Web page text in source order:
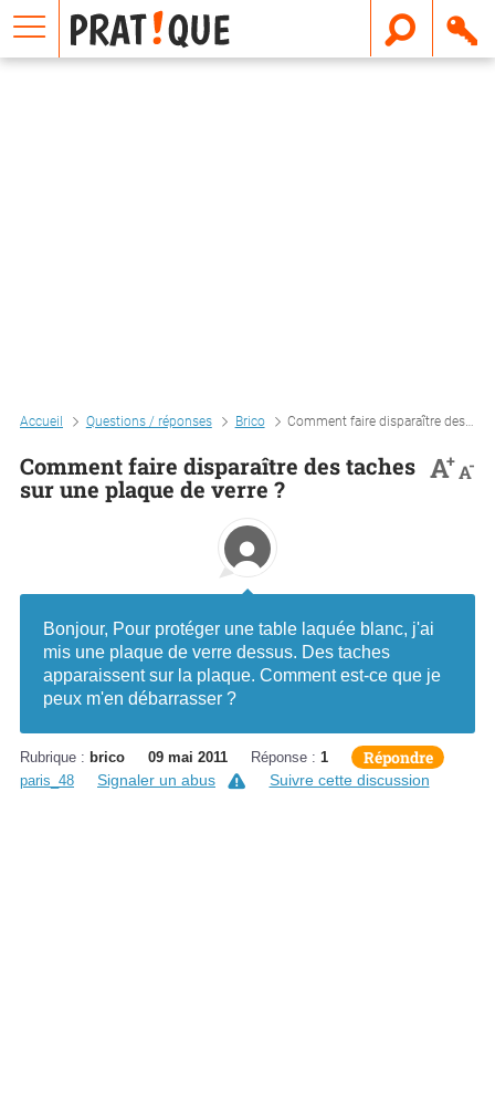
Accueil Questions / réponses Brico Comment faire disparaître des taches sur une plaque de verre ?
Comment faire disparaître des taches
sur une plaque de verre ?
A+A-
Bonjour, Pour protéger une table laquée blanc, j'ai
mis une plaque de verre dessus. Des taches
apparaissent sur la plaque. Comment est-ce que je
peux m'en débarrasser ?
Rubrique : brico 09 mai 2011 Réponse : 1 Répondre
paris_48 Signaler un abus Suivre cette discussion
E
m
a